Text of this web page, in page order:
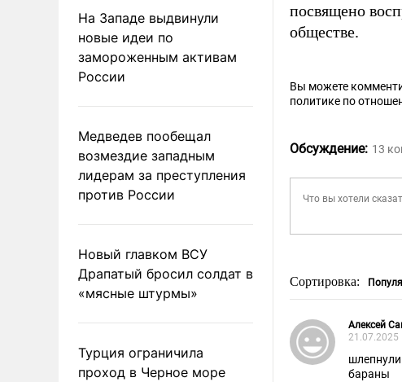
На Западе выдвинули
новые идеи по
замороженным активам
России
Медведев пообещал
возмездие западным
лидерам за преступления
против России
Новый главком ВСУ
Драпатый бросил солдат в
«мясные штурмы»
Турция ограничила
проход в Черное море
посвящено
обществе.
Вы можете
политике по
Обсуждение: 13
Сортировка:
Алексей
21.07.2025
бараны